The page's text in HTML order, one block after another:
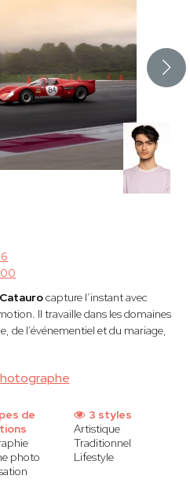
capture l’instant avec
Il travaille dans les domaines
l’événementiel et du mariage,
de
photo
3 styles
Artistique
Traditionnel
Lifestyle